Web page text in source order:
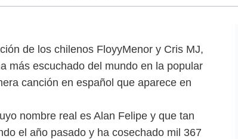
de los chilenos FloyyMenor y Cris MJ,
más escuchado del mundo en la popular
canción en español que aparece en
nombre real es Alan Felipe y que tan
el año pasado y ha cosechado mil 367